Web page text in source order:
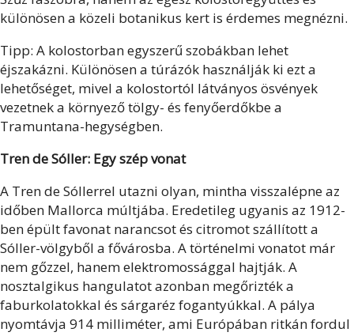
különösen a közeli botanikus kert is érdemes megnézni.
Tipp: A kolostorban egyszerű szobákban lehet
éjszakázni. Különösen a túrázók használják ki ezt a
lehetőséget, mivel a kolostortól látványos ösvények
vezetnek a környező tölgy- és fenyőerdőkbe a
Tramuntana-hegységben.
Tren de Sóller: Egy szép vonat
A Tren de Sóllerrel utazni olyan, mintha visszalépne az
időben Mallorca múltjába. Eredetileg ugyanis az 1912-
ben épült favonat narancsot és citromot szállított a
Sóller-völgyből a fővárosba. A történelmi vonatot már
nem gőzzel, hanem elektromossággal hajtják. A
nosztalgikus hangulatot azonban megőrizték a
faburkolatokkal és sárgaréz fogantyúkkal. A pálya
nyomtávja 914 milliméter, ami Európában ritkán fordul